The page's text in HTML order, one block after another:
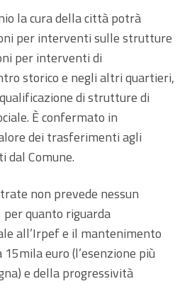
la cura della città potrà
per interventi sulle strutture
per interventi di
storico e negli altri quartieri,
di strutture di
È confermato in
dei trasferimenti agli
dal Comune.
non prevede nessun
quanto riguarda
all’Irpef e il mantenimento
euro (l’esenzione più
e della progressività